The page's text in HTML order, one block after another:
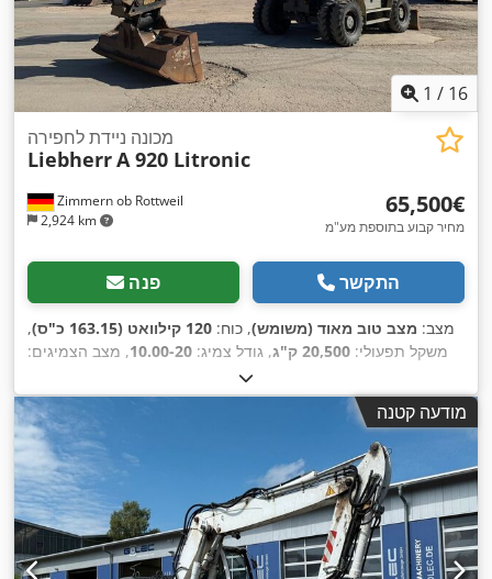
1 / 16
Zimmern ob Rottweil
2,924 km
מכונה ניידת לחפירה
LiebherrA 920 Litronic
‏65,500 ‏€
מחיר קבוע בתוספת מע"מ
פנה התקשר
מצב: מצב טוב מאוד (משומש), כוח: 120 קילוואט (163.15 כ"ס)
,
משקל תפעולי: 20,500 ק"ג , גודל צמיג: 10.00-20, מצב הצמיגים:
, שנת ייצור:
אוויר,
מודעה קטנה